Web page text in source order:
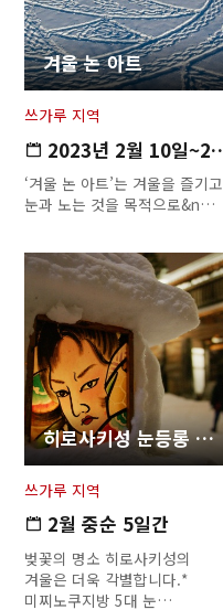
겨울 논 아트
쓰가루 지역
2023년 2월 10일~2023년 2월 1…
‘겨울 논 아트’는 겨울을 즐기고
눈과 노는 것을 목적으로&n…
히로사키성 눈등롱 축제
쓰가루 지역
2월 중순 5일간
벚꽃의 명소 히로사키성의
겨울은 더욱 각별합니다.*
미찌노쿠지방 5대 눈…